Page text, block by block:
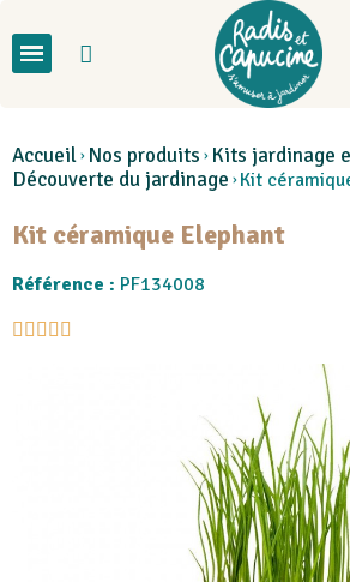
Accueil Nos produits Kits jardinage
Découverte du jardinage Kit
Kit céramique Elephant
Référence : PF134008
    